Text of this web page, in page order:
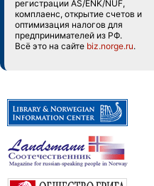
регистрации AS/ENK/NUF,
комплаенс, открытие счетов и
оптимизация налогов для
предпринимателей из РФ.
Всё это на сайте biz.norge.ru.